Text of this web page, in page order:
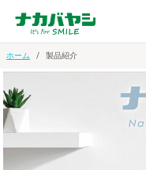
ホーム 製品紹介